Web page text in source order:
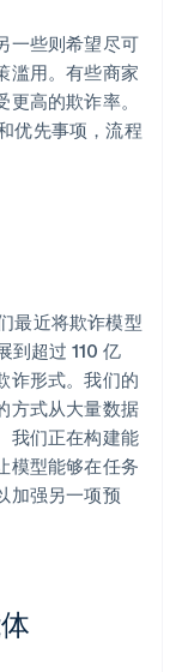
一些则希望尽可
滥用。有些商家
高的欺诈率。
优先事项，流程
最近将欺诈模型
到超过 110 亿
诈形式。我们的
方式从大量数据
我们正在构建能
模型能够在任务
加强另一项预